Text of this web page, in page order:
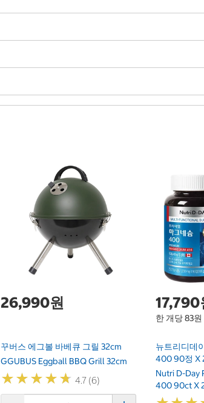
26,990원
꾸버스 에그볼 바베큐 그릴 32cm
GGUBUS Eggball BBQ Grill 32cm
★★★★★
★★★★★ 4.7 (6)
17,790
한 개당 83원
뉴트리디데
400 90정 X
Nutri D-Day
400 90ct X